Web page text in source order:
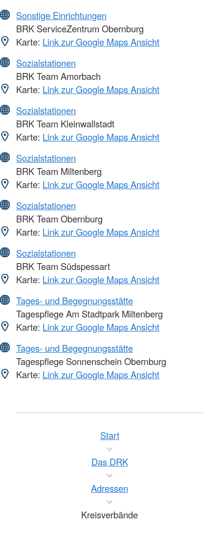
Sonstige Einrichtungen
BRK ServiceZentrum Obernburg
Karte: Link zur Google Maps Ansicht
Sozialstationen
BRK Team Amorbach
Karte: Link zur Google Maps Ansicht
Sozialstationen
BRK Team Kleinwallstadt
Karte: Link zur Google Maps Ansicht
Sozialstationen
BRK Team Miltenberg
Karte: Link zur Google Maps Ansicht
Sozialstationen
BRK Team Obernburg
Karte: Link zur Google Maps Ansicht
Sozialstationen
BRK Team Südspessart
Karte: Link zur Google Maps Ansicht
Tages- und Begegnungsstätte
Tagespflege Am Stadtpark Miltenberg
Karte: Link zur Google Maps Ansicht
Tages- und Begegnungsstätte
Tagespflege Sonnenschein Obernburg
Karte: Link zur Google Maps Ansicht
Start
Das DRK
Adressen
Kreisverbände